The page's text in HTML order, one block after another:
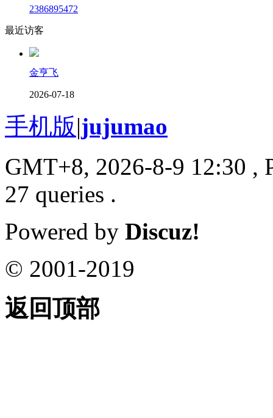
2386895472
最近访客
金亨飞
2026-07-18
手机版|jujumao
GMT+8, 2026-8-9 12:30 ,
27 queries .
Powered by Discuz!
© 2001-2019
返回顶部